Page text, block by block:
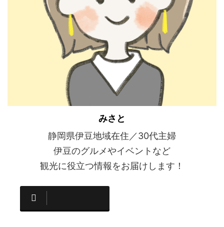
みさと
静岡県伊豆地域在住／30代主婦
伊豆のグルメやイベントなど
観光に役立つ情報をお届けします！